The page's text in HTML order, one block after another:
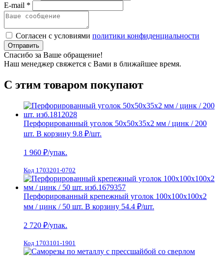
E-mail *
Согласен с условиями политики конфиденциальности
Отправить
Спасибо за Ваше обращение!
Наш менеджер свяжется с Вами в ближайшее время.
С этим товаром покупают
Перфорированный уголок 50х50х35х2 мм / цинк / 200
шт. В корзину 9.8 ₽/шт.
1 960 ₽/упак.
Код 1703201-0702
Перфорированный крепежный уголок 100х100х100х2
мм / цинк / 50 шт. В корзину 54.4 ₽/шт.
2 720 ₽/упак.
Код 1703101-1901